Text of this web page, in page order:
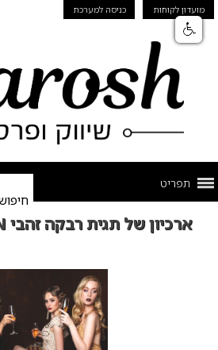
מועדון לקוחות כניסה למערכת
תפריט
ארכיון של תגית רבקה זהבי HAIR FASHION